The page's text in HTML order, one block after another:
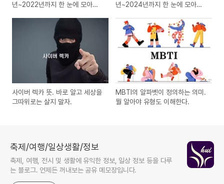
년~2022년까지 한 눈에 모아보
년~2024년까지 한 눈에 모아보
사이버 렉카 뜻. 바로 알고 세상을
그따위로는 살지 말자.
MBTI의 알파벳이 정의하는 의미.
뭘 알아야 유형도 이해한다.
축제/여행/일상생활/정보
축제, 여행, 전시 및 생활에 유익한 정보, 일상 정보 등을 다루
는 블로그. 언제든 꺼내보는 공유 메모장입니다.